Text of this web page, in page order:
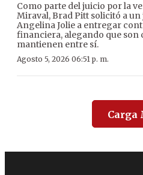
Como parte del juicio por la
Miraval, Brad Pitt solicitó a un
Angelina Jolie a entregar
financiera, alegando que son
mantienen entre sí.
Agosto 5, 2026 06:51 p. m.
Carga